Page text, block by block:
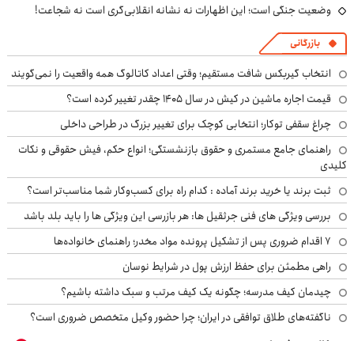
وضعیت جنگی است؛ این اظهارات نه نشانه انقلابی‌گری است نه شجاعت!
بازرگانی
انتخاب گیربکس شافت مستقیم؛ وقتی اعداد کاتالوگ همه واقعیت را نمی‌گویند
قیمت اجاره ماشین در کیش در سال ۱۴۰۵ چقدر تغییر کرده است؟
چراغ سقفی توکار؛ انتخابی کوچک برای تغییر بزرگ در طراحی داخلی
راهنمای جامع مستمری و حقوق بازنشستگی؛ انواع حکم، فیش حقوقی و نکات
کلیدی
ثبت برند یا خرید برند آماده : کدام راه برای کسب‌وکار شما مناسب‌تر است؟
بررسی ویژگی های فنی جرثقیل ها: هر بازرسی این ویژگی ها را باید بلد باشد
۷ اقدام ضروری پس از تشکیل پرونده مواد مخدر؛ راهنمای خانواده‌ها
راهی مطمئن برای حفظ ارزش پول در شرایط نوسان
چیدمان کیف مدرسه؛ چگونه یک کیف مرتب و سبک داشته باشیم؟
ناگفته‌های طلاق توافقی در ایران؛ چرا حضور وکیل متخصص ضروری است؟